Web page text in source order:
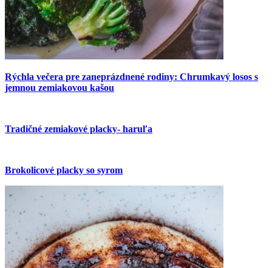
Rýchla večera pre zaneprázdnené rodiny: Chrumkavý losos s
jemnou zemiakovou kašou
Tradičné zemiakové placky- haruľa
Brokolicové placky so syrom